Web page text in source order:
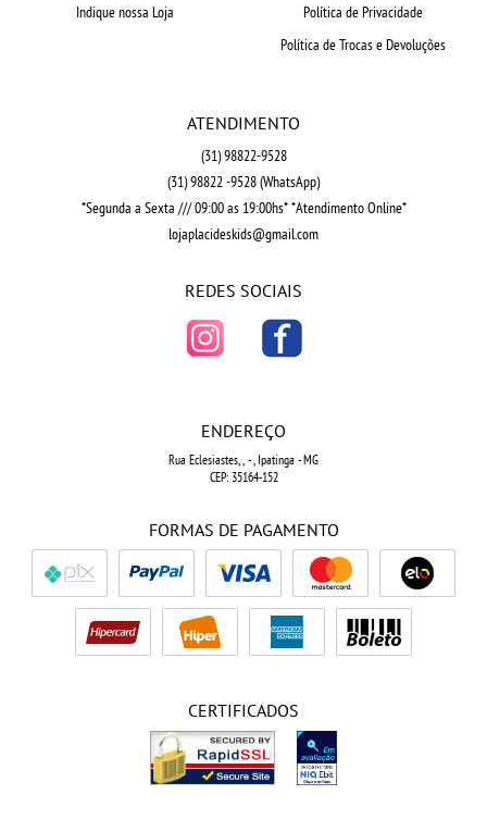
Indique nossa Loja
Política de Privacidade
Política de Trocas e Devoluções
ATENDIMENTO
(31)98822-9528
(31)98822 -9528(WhatsApp)
*Segunda a Sexta /// 09:00 as 19:00hs* *Atendimento Online*
lojaplacideskids@gmail.com
REDES SOCIAIS
ENDEREÇO
Rua Eclesiastes, , - , Ipatinga -MG
CEP: 35164-152
FORMAS DE PAGAMENTO
CERTIFICADOS